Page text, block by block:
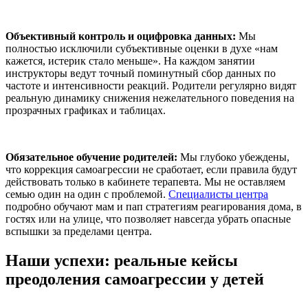
Объективный контроль и оцифровка данных: Мы
полностью исключили субъективные оценки в духе «нам
кажется, истерик стало меньше». На каждом занятии
инструкторы ведут точный поминутный сбор данных по
частоте и интенсивности реакций. Родители регулярно видят
реальную динамику снижения нежелательного поведения на
прозрачных графиках и таблицах.
Обязательное обучение родителей: Мы глубоко убеждены,
что коррекция самоагрессии не сработает, если правила будут
действовать только в кабинете терапевта. Мы не оставляем
семью один на один с проблемой. Специалисты центра
подробно обучают мам и пап стратегиям реагирования дома, в
гостях или на улице, что позволяет навсегда убрать опасные
вспышки за пределами центра.
Наши успехи: реальные кейсы
преодоления самоагрессии у детей